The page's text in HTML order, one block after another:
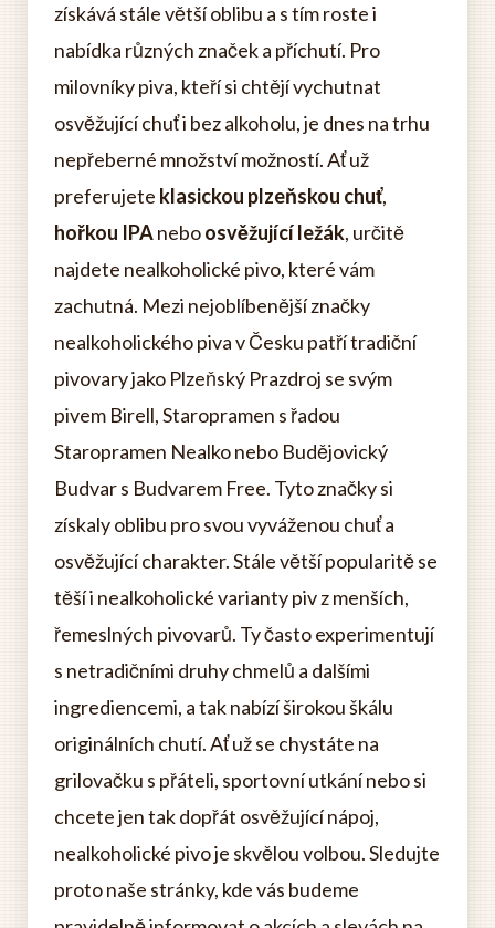
získává stále větší oblibu a s tím roste i
nabídka různých značek a příchutí. Pro
milovníky piva, kteří si chtějí vychutnat
osvěžující chuť i bez alkoholu, je dnes na trhu
nepřeberné množství možností. Ať už
preferujete klasickou plzeňskou chuť,
hořkou IPAneboosvěžující ležák, určitě
najdete nealkoholické pivo, které vám
zachutná. Mezi nejoblíbenější značky
nealkoholického piva v Česku patří tradiční
pivovary jako Plzeňský Prazdroj se svým
pivem Birell, Staropramen s řadou
Staropramen Nealko nebo Budějovický
Budvar s Budvarem Free. Tyto značky si
získaly oblibu pro svou vyváženou chuť a
osvěžující charakter. Stále větší popularitě se
těší i nealkoholické varianty piv z menších,
řemeslných pivovarů. Ty často experimentují
s netradičními druhy chmelů a dalšími
ingrediencemi, a tak nabízí širokou škálu
originálních chutí. Ať už se chystáte na
grilovačku s přáteli, sportovní utkání nebo si
chcete jen tak dopřát osvěžující nápoj,
nealkoholické pivo je skvělou volbou. Sledujte
proto naše stránky, kde vás budeme